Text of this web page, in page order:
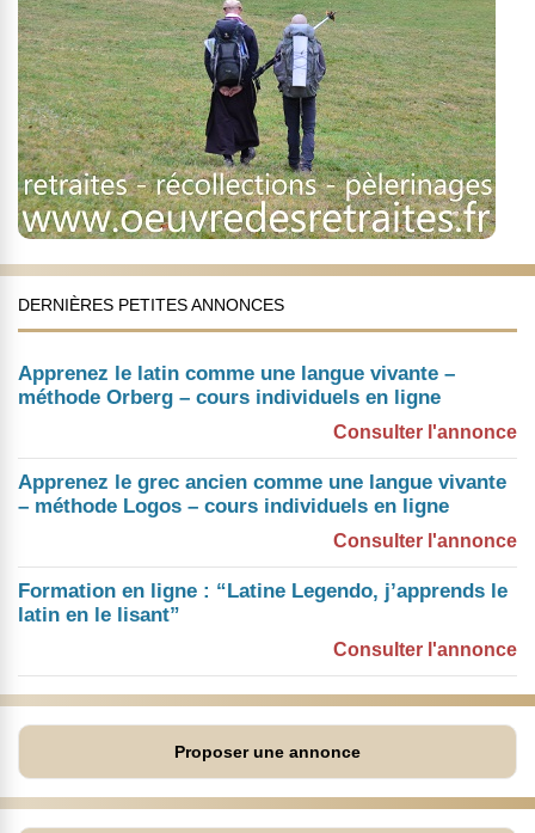
DERNIÈRES PETITES ANNONCES
Apprenez le latin comme une langue vivante –
méthode Orberg – cours individuels en ligne
Consulter l'annonce
Apprenez le grec ancien comme une langue vivante
– méthode Logos – cours individuels en ligne
Consulter l'annonce
Formation en ligne : “Latine Legendo, j’apprends le
latin en le lisant”
Consulter l'annonce
Proposer une annonce